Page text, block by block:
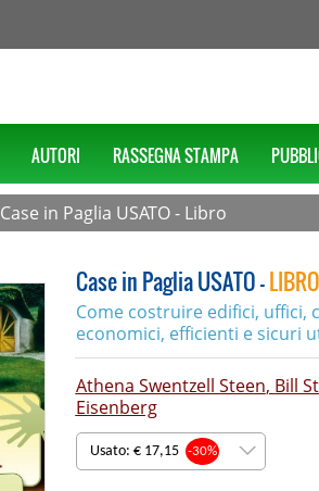
AUTORI RASSEGNA STAMPA
Case in Paglia USATO - Libro
Case in Paglia USATO -LIBRO
Come costruire edifici, uffici,
economici, efficienti e sicuri
Athena Swentzell Steen, Bill
Eisenberg
Usato: € 17,15-30%